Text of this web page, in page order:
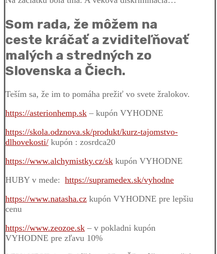
Som rada, že môžem na
ceste kráčať a zviditeľňovať
malých a stredných zo
Slovenska a Čiech.
Teším sa, že im to pomáha prežiť vo svete žralokov.
https://asterionhemp.sk – kupón VYHODNE
https://skola.odznova.sk/produkt/kurz-tajomstvo-
dlhovekosti/ kupón : zosrdca20
https://www.alchymistky.cz/sk kupón VYHODNE
HUBY v mede: https://supramedex.sk/vyhodne
https://www.natasha.cz kupón VYHODNE pre lepšiu
cenu
https://www.zeozoe.sk – v pokladni kupón
VYHODNE pre zľavu 10%